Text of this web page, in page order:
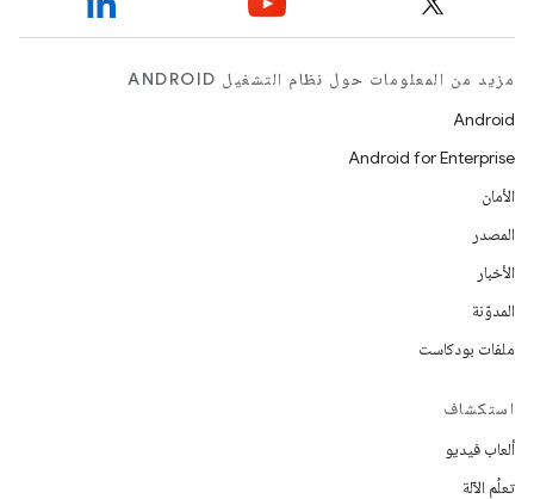
مزيد من المعلومات حول نظام التشغيل ANDROID
Android
Android for Enterprise
الأمان
المصدر
الأخبار
المدوّنة
ملفات بودكاست
استكشاف
ألعاب فيديو
تعلُم الآلة